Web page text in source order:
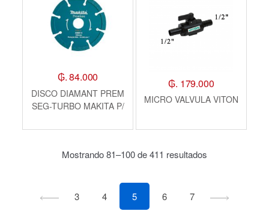
₲. 84.000
DISCO DIAMANT PREM
SEG-TURBO MAKITA P/
₲. 179.000
MICRO VALVULA VITON
Mostrando 81–100 de 411 resultados
3 4 5 6 7